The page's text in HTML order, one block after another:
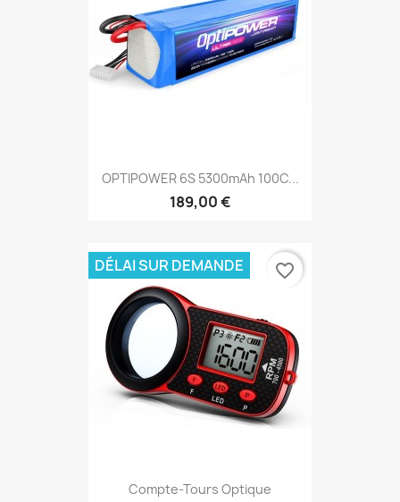
OPTIPOWER 6S 5300mAh 100C...
189,00 €
Compte-Tours Optique
DÉLAI SUR DEMANDE favorite_border